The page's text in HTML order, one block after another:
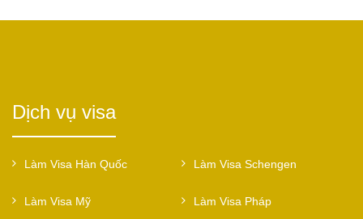
Dịch vụ visa
Làm Visa Hàn Quốc Làm Visa Schengen
Làm Visa Mỹ Làm Visa Pháp